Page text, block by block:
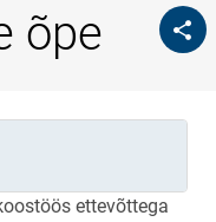
õpe
ettevõttega